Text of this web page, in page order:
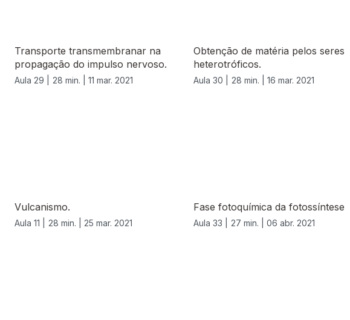
Transporte transmembranar na
propagação do impulso nervoso.
Aula 29 | 28 min. | 11 mar. 2021
Obtenção de matéria pelos seres
heterotróficos.
Aula 30 | 28 min. | 16 mar. 2021
Vulcanismo.
Aula 11 | 28 min. | 25 mar. 2021
Fase fotoquímica da fotossíntese
Aula 33 | 27 min. | 06 abr. 2021